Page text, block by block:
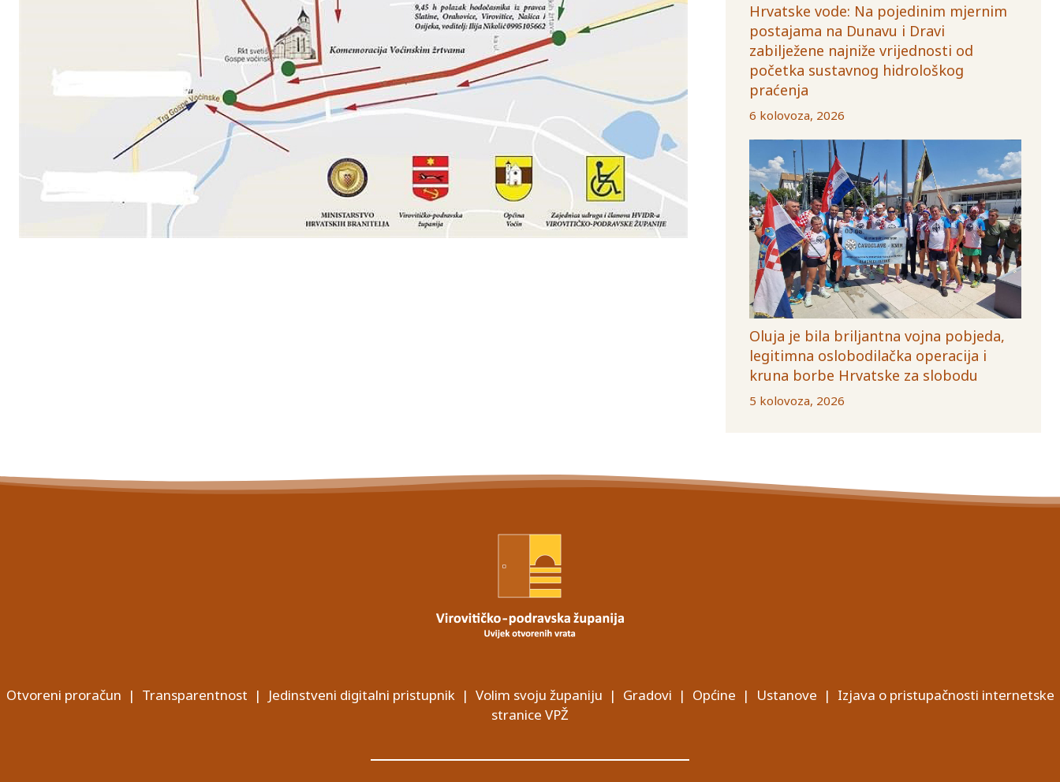
Hrvatske vode: Na pojedinim mjernim
postajama na Dunavu i Dravi
zabilježene najniže vrijednosti od
početka sustavnog hidrološkog
praćenja
6 kolovoza, 2026
Oluja je bila briljantna vojna pobjeda,
legitimna oslobodilačka operacija i
kruna borbe Hrvatske za slobodu
5 kolovoza, 2026
Otvoreni proračun | Transparentnost | Jedinstveni digitalni pristupnik| Volim svoju županiju | Gradovi | Općine | Ustanove | Izjava o pristupačnosti internetske
stranice VPŽ